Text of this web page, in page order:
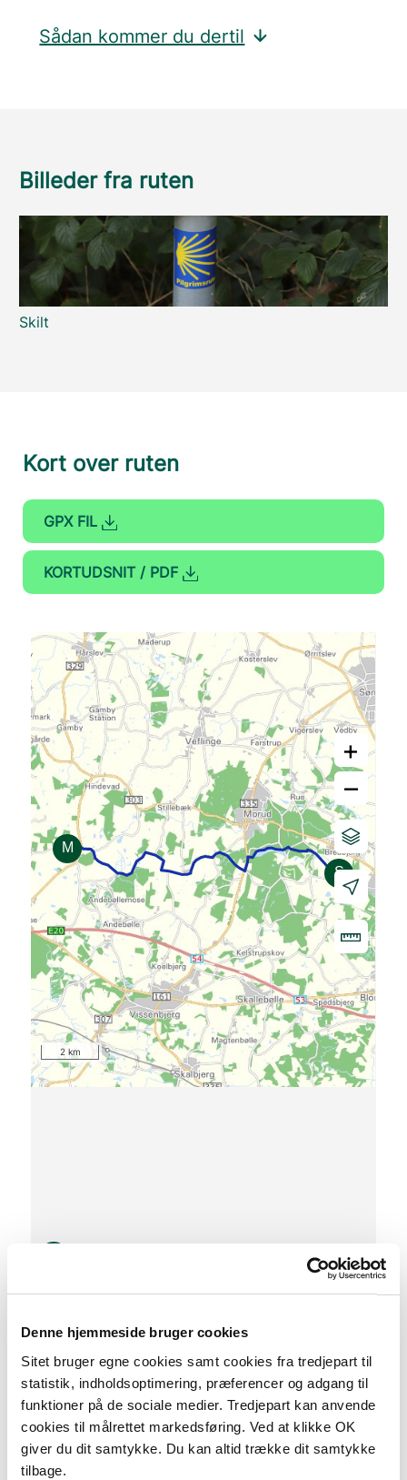
Denne hjemmeside bruger cookies
Sitet bruger egne cookies samt cookies fra tredjepart til
statistik, indholdsoptimering, præferencer og adgang til
funktioner på de sociale medier. Tredjepart kan anvende
cookies til målrettet markedsføring. Ved at klikke OK
giver du dit samtykke. Du kan altid trække dit samtykke
tilbage.
Sådan kommer du dertil
Billeder fra ruten
Skilt
Kort over ruten
GPX FIL
KORTUDSNIT / PDF
+
–
2 km
0 km
Lav stigning (maks. 1 %)
Medium stigning (maks. 5 %)
Høj stigning (maks. 8 %)